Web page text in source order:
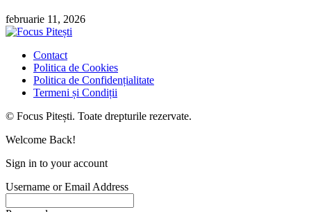
februarie 11, 2026
Contact
Politica de Cookies
Politica de Confidențialitate
Termeni și Condiții
© Focus Pitești. Toate drepturile rezervate.
Welcome Back!
Sign in to your account
Username or Email Address